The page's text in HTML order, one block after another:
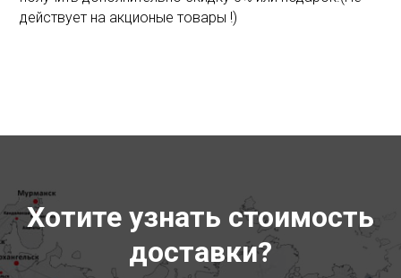
действует на акционые товары !)
Хотите узнать стоимость
доставки?